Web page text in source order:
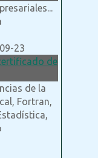
23
de
de la
Fortran,